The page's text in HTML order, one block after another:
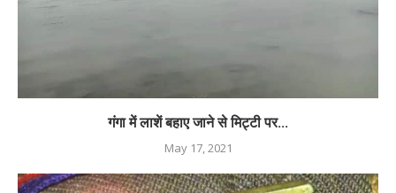
गंगा में लाशें बहाए जाने से मिट्टी पर...
May 17, 2021